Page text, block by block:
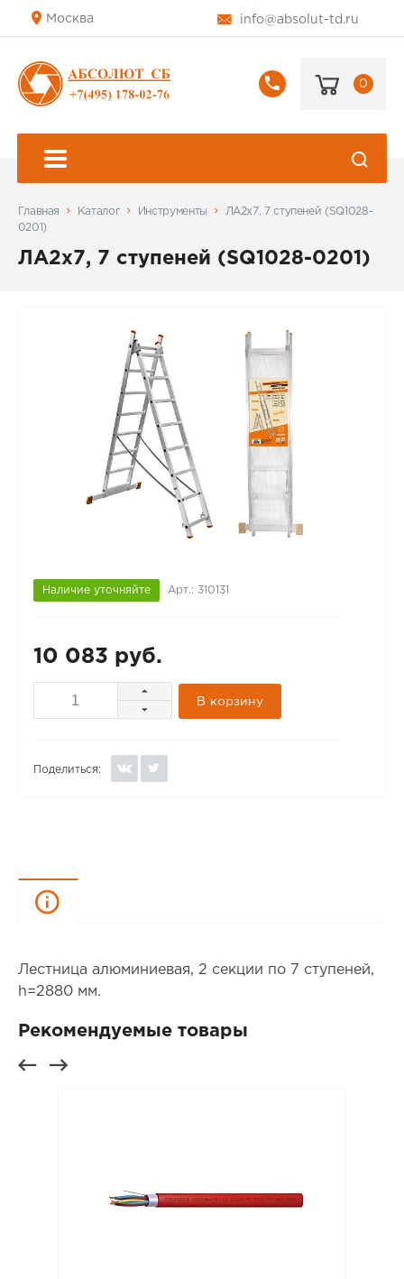
Москва info@absolut-td.ru
+7
178-
0
Главная Каталог Инструменты
ЛА2х7, 7 ступеней (SQ1028-
0201)
ЛА2х7, 7 ступеней (SQ1028-0201)
Наличие уточняйте Арт.: 310131
10 083 руб.
В корзину
Поделиться:
Лестница алюминиевая, 2 секции по 7 ступеней,
h=2880 мм.
Рекомендуемые товары